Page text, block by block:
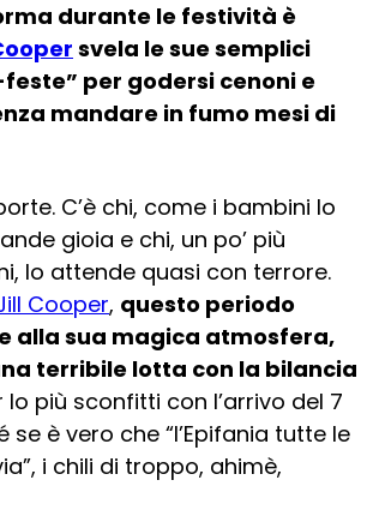
durante le festività è
svela le sue semplici
per godersi cenoni e
mandare in fumo mesi di
C’è chi, come i bambini lo
gioia e chi, un po’ più
lo attende quasi con terrore.
Cooper, questo periodo
alla sua magica atmosfera,
terribile lotta con la bilancia
più sconfitti con l’arrivo del 7
se è vero che “l’Epifania tutte le
i chili di troppo, ahimè,